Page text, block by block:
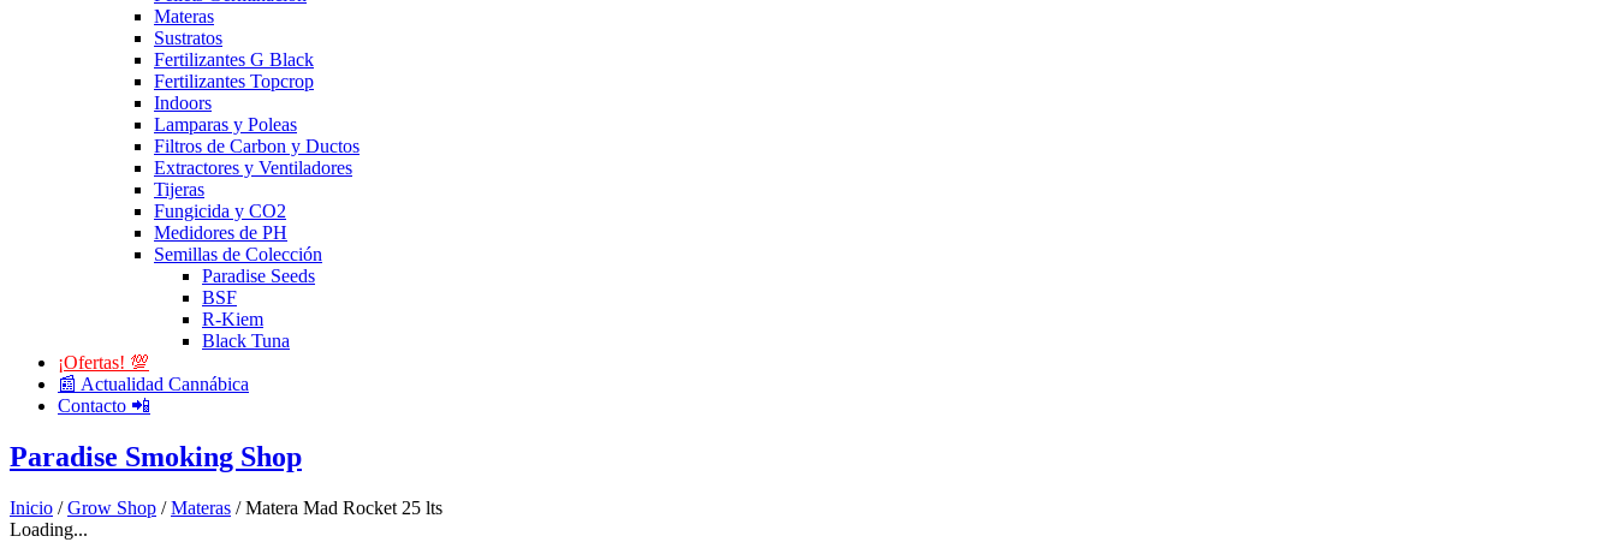
Materas
Sustratos
Fertilizantes G Black
Fertilizantes Topcrop
Indoors
Lamparas y Poleas
Filtros de Carbon y Ductos
Extractores y Ventiladores
Tijeras
Fungicida y CO2
Medidores de PH
Semillas de Colección
Paradise Seeds
BSF
R-Kiem
Black Tuna
¡Ofertas! 💯
📰 Actualidad Cannábica
Contacto 📲
Paradise Smoking Shop
Inicio /Grow Shop /Materas / Matera Mad Rocket 25 lts
Loading...